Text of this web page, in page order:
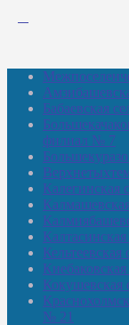
Бабаевская
филиал № 7
Калегинская
Кокушевская
№ 21